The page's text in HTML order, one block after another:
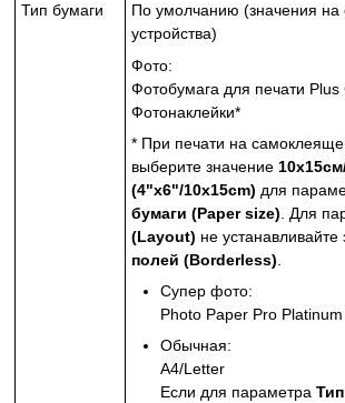
Тип бумаги
По умолчанию (значения на
устройства)
Фото:
Фотобумага для печати Plus
Фотонаклейки*
* При печати на
выберите значение
(4"x6"/10x15cm) для
бумаги (Paper size) Для
(Layout) не устанавливайте
полей (Borderless)
Супер фото:
Photo Paper Pro Platinum
Обычная:
A4/Letter
Если для параметра